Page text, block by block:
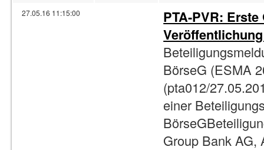
27.05.16 11:15:00
PTA-PVR:
BörseG (ESMA
(pta012/
einer
Group Bank AG,